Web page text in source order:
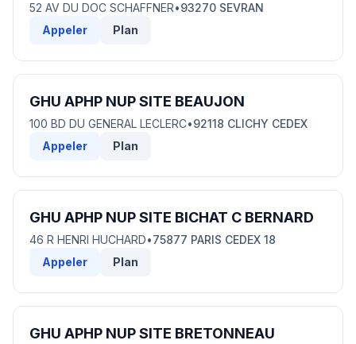
52 AV DU DOC SCHAFFNER•93270 SEVRAN
Appeler
Plan
GHU APHP NUP SITE BEAUJON
100 BD DU GENERAL LECLERC•92118 CLICHY CEDEX
Appeler
Plan
GHU APHP NUP SITE BICHAT C BERNARD
46 R HENRI HUCHARD•75877 PARIS CEDEX 18
Appeler
Plan
GHU APHP NUP SITE BRETONNEAU